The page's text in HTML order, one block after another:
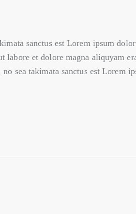
sanctus est Lorem ipsum
et dolore magna aliquyam
sea takimata sanctus est Lorem